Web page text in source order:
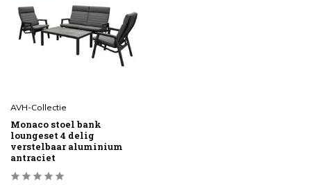
AVH-Collectie
Monaco stoel bank
loungeset 4 delig
verstelbaar aluminium
antraciet